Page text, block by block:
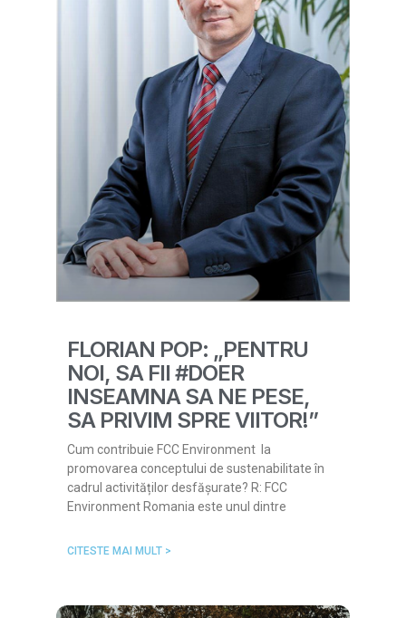
FLORIAN POP: „PENTRU
NOI, SA FII #DOER
INSEAMNA SA NE PESE,
SA PRIVIM SPRE VIITOR!”
Cum contribuie FCC Environment la
promovarea conceptului de sustenabilitate în
cadrul activităților desfășurate? R: FCC
Environment Romania este unul dintre
CITESTE MAI MULT >